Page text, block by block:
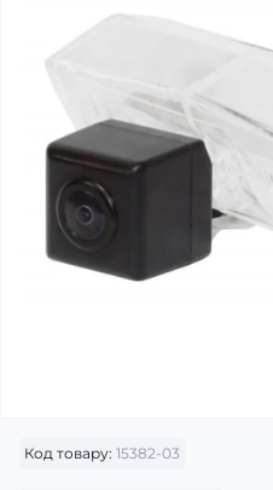
Код товару: 15382-03